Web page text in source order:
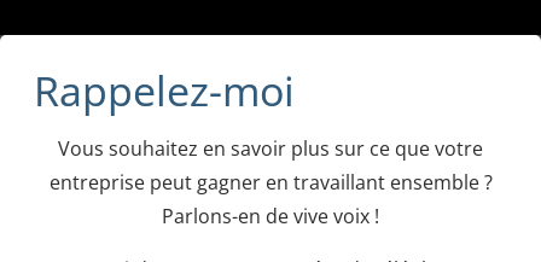
Rappelez-moi
Vous souhaitez en savoir plus sur ce que votre
entreprise peut gagner en travaillant ensemble ?
Parlons-en de vive voix !